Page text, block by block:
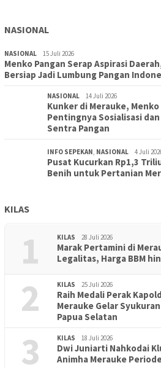
NASIONAL
NASIONAL 15 Juli 2026
Menko Pangan Serap Aspirasi
Bersiap Jadi Lumbung Pangan
NASIONAL 14 Juli 2026
Kunker di Merauke,
Pentingnya Sosialisasi
Sentra Pangan
INFO SEPEKAN NASIONAL 4 Juli
Pusat Kucurkan Rp1,3
Benih untuk Pertanian
KILAS
1 KILAS 28 Juli 2026
Marak Pertamini di
Legalitas, Harga BBM
2 KILAS 25 Juli 2026
Raih Medali Perak
Merauke Gelar
Papua Selatan
3 KILAS 18 Juli 2026
Dwi Juniarti Nahkodai
Animha Merauke